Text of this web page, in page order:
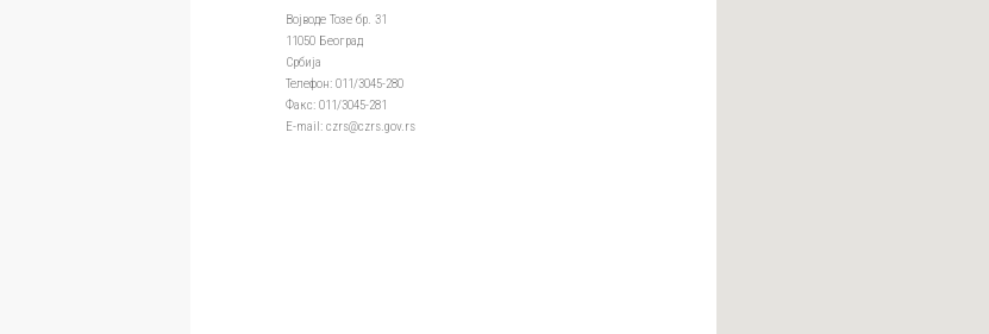
Војводе Тозе бр. 31
11050 Београд
Србија
Телефон: 011/3045-280
Факс: 011/3045-281
Е-mail: czrs@czrs.gov.rs